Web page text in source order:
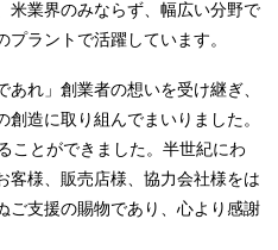
米業界のみならず、幅広い分野で
ラントで活躍しています。
あれ」創業者の想いを受け継ぎ、
造に取り組んでまいりました。
ことができました。半世紀にわ
客様、販売店様、協力会社様をは
ご支援の賜物であり、心より感謝